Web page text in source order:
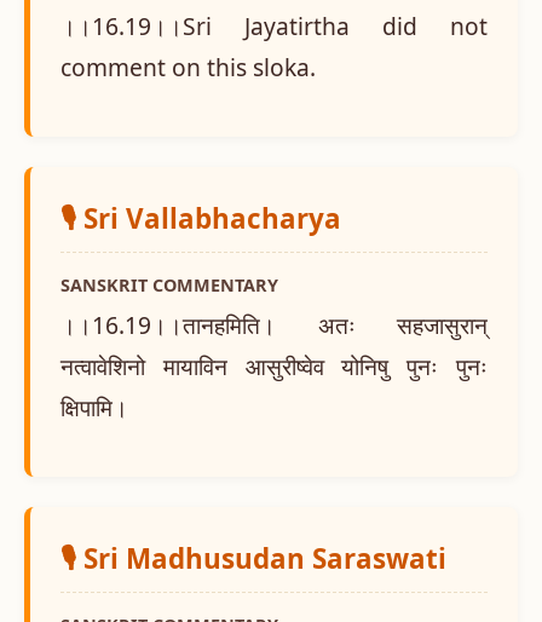
।।16.19।।Sri Jayatirtha did not
comment on this sloka.
🎙️ Sri Vallabhacharya
SANSKRIT COMMENTARY
।।16.19।।तानहमिति। अतः सहजासुरान्
नत्वावेशिनो मायाविन आसुरीष्वेव योनिषु पुनः पुनः
क्षिपामि।
🎙️ Sri Madhusudan Saraswati